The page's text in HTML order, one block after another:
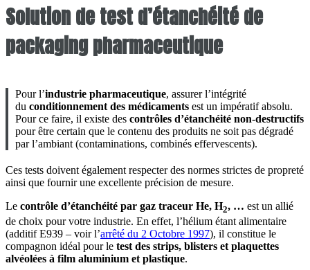
Solution de test d’étanchéité de
packaging pharmaceutique
Pour l’industrie pharmaceutique, assurer l’intégrité
du conditionnement des médicaments est un impératif absolu.
Pour ce faire, il existe des contrôles d’étanchéité non-destructifs
pour être certain que le contenu des produits ne soit pas dégradé
par l’ambiant (contaminations, combinés effervescents).
Ces tests doivent également respecter des normes strictes de propreté
ainsi que fournir une excellente précision de mesure.
Le contrôle d’étanchéité par gaz traceur He, H2, … est un allié
de choix pour votre industrie. En effet, l’hélium étant alimentaire
(additif E939 – voir l’arrêté du 2 Octobre 1997), il constitue le
compagnon idéal pour le test des strips, blisters et plaquettes
alvéolées à film aluminium et plastique.